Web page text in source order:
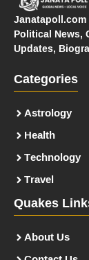
Political News,
Updates,
Categories
Astrology
Health
Technology
Travel
Quakes
About Us